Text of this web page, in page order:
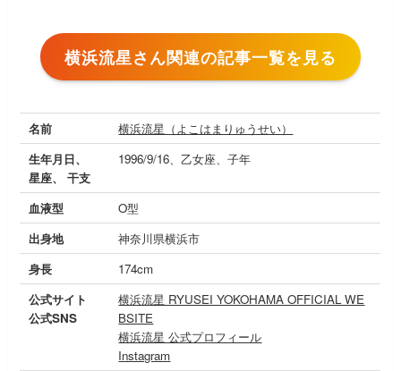
横浜流星さん関連の記事一覧を見る
名前
横浜流星（よこはまりゅうせい）
生年月日、
星座、 干支
1996/9/16、乙女座、子年
血液型
O型
出身地
神奈川県横浜市
身長
174cm
公式サイト
公式SNS
横浜流星 RYUSEI YOKOHAMA OFFICIAL WE
BSITE
横浜流星 公式プロフィール
Instagram